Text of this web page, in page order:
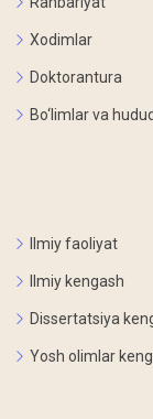
Xodimlar
Doktorantura
Bo‘limlar va
Ilmiy faoliyat
Ilmiy kengash
Dissertatsiya
Yosh olimlar